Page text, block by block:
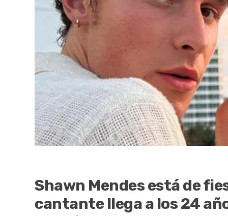
Shawn Mendes está de
cantante llega a los 24